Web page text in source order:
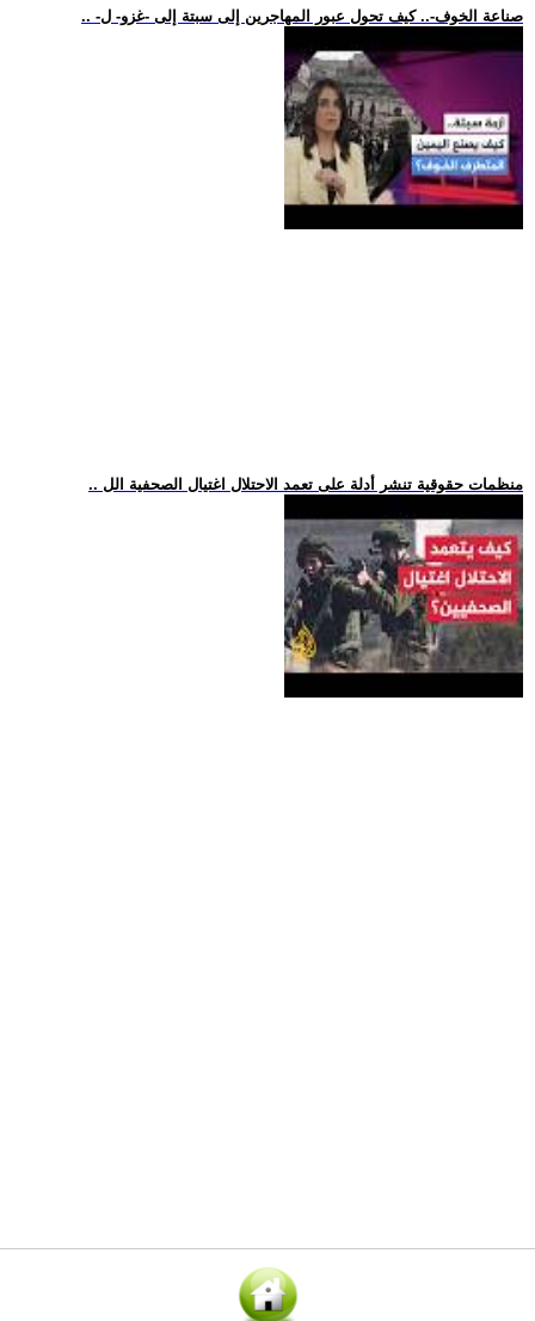
.. -صناعة الخوف-.. كيف تحول عبور المهاجرين إلى سبتة إلى -غزو- ل
.. منظمات حقوقية تنشر أدلة على تعمد الاحتلال اغتيال الصحفية الل